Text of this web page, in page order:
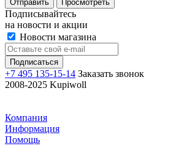
Подписывайтесь
на новости и акции
Новости магазина
+7 495 135-15-14 Заказать звонок
2008-2025 Kupiwoll
Компания
Информация
Помощь